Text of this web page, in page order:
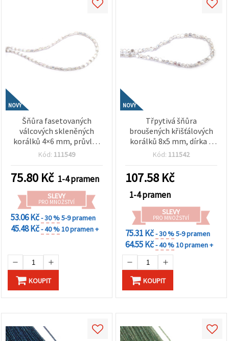
NOVÝ
Šňůra fasetovaných
válcových skleněných
korálků 4×6 mm, průvlek
1 mm – transparentní bílá
efektem, cca 80 ks, mix
Kód: 111549
75.80 Kč 1-4 pramen
SLEVY
PRO MNOŽSTVÍ
53.06 Kč- 30 %5-9 pramen
45.48 Kč- 40 %10 pramen +
KOUPIT
NOVÝ
Třpytivá šňůra
broušených křišťálových
korálků 8x5 mm, dírka 1
mm – elegantní
AB pokovem ~100 ks
Kód: 111542
107.58 Kč
1-4 pramen
SLEVY
PRO MNOŽSTVÍ
75.31 Kč- 30 %5-9 pramen
64.55 Kč- 40 %10 pramen +
KOUPIT